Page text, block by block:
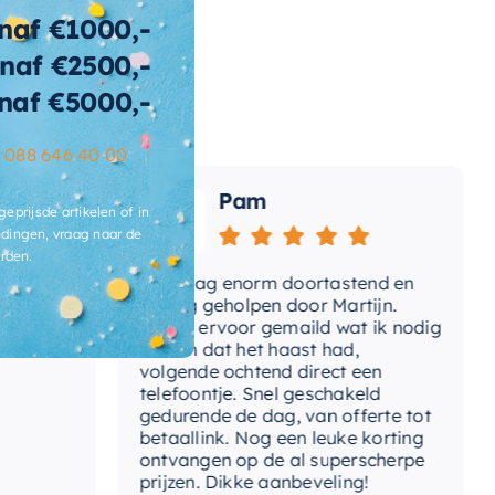
Ja
2-3 weken
Pam
Vandaag enorm doortastend en
prettig geholpen door Martijn.
Avond ervoor gemaild wat ik nodig
had en dat het haast had,
volgende ochtend direct een
telefoontje. Snel geschakeld
gedurende de dag, van offerte tot
betaallink. Nog een leuke korting
ontvangen op de al superscherpe
prijzen. Dikke aanbeveling!
€1000,-
€2500,-
€5000,-
088 646 40 00
artikelen of in
vraag naar de